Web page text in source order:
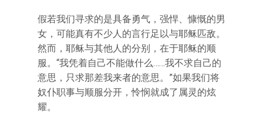
假若我们寻求的是具备勇气，强悍、慷慨的男
女，可能真有不少人的言行足以与耶稣匹敌。
然而，耶稣与其他人的分别，在于耶稣的顺
服。“我凭着自己不能做什么……我不求自己的
意思，只求那差我来者的意思。”如果我们将
奴仆职事与顺服分开，怜悯就成了属灵的炫
耀。